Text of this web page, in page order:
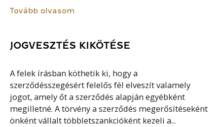
Tovább olvasom
JOGVESZTÉS KIKÖTÉSE
A felek írásban köthetik ki, hogy a
szerződésszegésért felelős fél elveszít valamely
jogot, amely őt a szerződés alapján egyébként
megilletné. A törvény a szerződés megerősítéseként
önként vállalt többletszankcióként kezeli a...